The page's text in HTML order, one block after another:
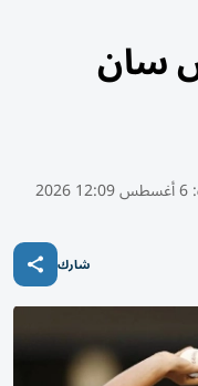
سان
6 أغسطس 12:09 2026
شارك